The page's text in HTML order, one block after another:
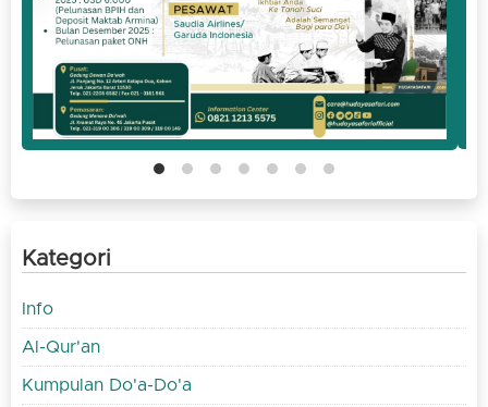
Kategori
Info
Al-Qur'an
Kumpulan Do'a-Do'a